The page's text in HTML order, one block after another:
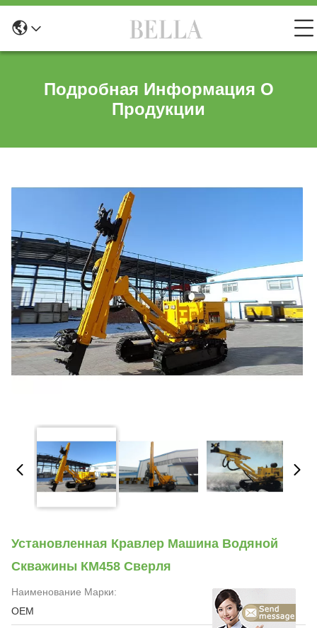
Подробная Информация О
Продукции
Установленная Кравлер Машина Водяной
Скважины КМ458 Сверля
Наименование Марки:
OEM